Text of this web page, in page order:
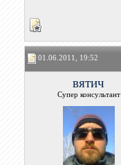
01.06.2011, 19:52
вятич
Супер консультант